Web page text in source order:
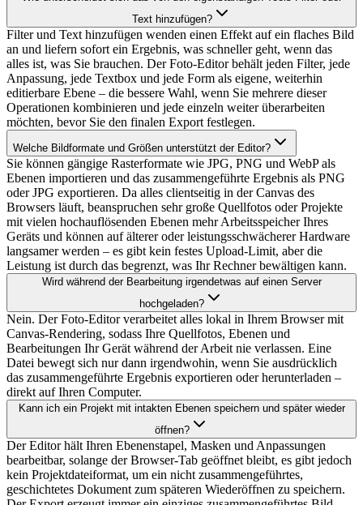
Text hinzufügen?
Filter und Text hinzufügen wenden einen Effekt auf ein flaches Bild
an und liefern sofort ein Ergebnis, was schneller geht, wenn das
alles ist, was Sie brauchen. Der Foto-Editor behält jeden Filter, jede
Anpassung, jede Textbox und jede Form als eigene, weiterhin
editierbare Ebene – die bessere Wahl, wenn Sie mehrere dieser
Operationen kombinieren und jede einzeln weiter überarbeiten
möchten, bevor Sie den finalen Export festlegen.
Welche Bildformate und Größen unterstützt der Editor?
Sie können gängige Rasterformate wie JPG, PNG und WebP als
Ebenen importieren und das zusammengeführte Ergebnis als PNG
oder JPG exportieren. Da alles clientseitig in der Canvas des
Browsers läuft, beanspruchen sehr große Quellfotos oder Projekte
mit vielen hochauflösenden Ebenen mehr Arbeitsspeicher Ihres
Geräts und können auf älterer oder leistungsschwächerer Hardware
langsamer werden – es gibt kein festes Upload-Limit, aber die
Leistung ist durch das begrenzt, was Ihr Rechner bewältigen kann.
Wird während der Bearbeitung irgendetwas auf einen Server
hochgeladen?
Nein. Der Foto-Editor verarbeitet alles lokal in Ihrem Browser mit
Canvas-Rendering, sodass Ihre Quellfotos, Ebenen und
Bearbeitungen Ihr Gerät während der Arbeit nie verlassen. Eine
Datei bewegt sich nur dann irgendwohin, wenn Sie ausdrücklich
das zusammengeführte Ergebnis exportieren oder herunterladen –
direkt auf Ihren Computer.
Kann ich ein Projekt mit intakten Ebenen speichern und später wieder
öffnen?
Der Editor hält Ihren Ebenenstapel, Masken und Anpassungen
bearbeitbar, solange der Browser-Tab geöffnet bleibt, es gibt jedoch
kein Projektdateiformat, um ein nicht zusammengeführtes,
geschichtetes Dokument zum späteren Wiederöffnen zu speichern.